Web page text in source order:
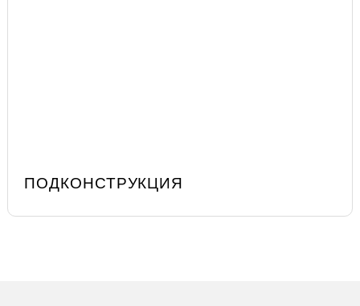
ПОДКОНСТРУКЦИЯ